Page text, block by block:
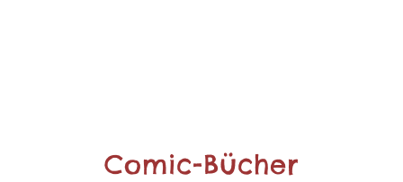
Comic-Bücher